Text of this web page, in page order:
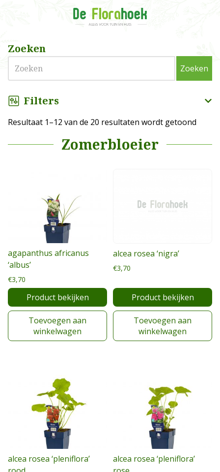
Zoeken
Zoeken
Filters
Resultaat 1–12 van de 20 resultaten wordt getoond
Zomerbloeier
agapanthus africanus
‘albus’
€3,70
Product bekijken
Toevoegen aan
winkelwagen
alcea rosea ‘nigra’
€3,70
Product bekijken
Toevoegen aan
winkelwagen
alcea rosea ‘pleniflora’
alcea rosea ‘pleniflora’